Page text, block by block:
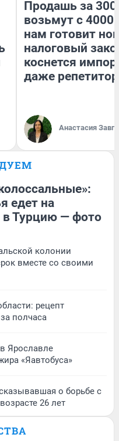
Продашь за
возьмут с
нам готовит
налоговый
коснется
даже
Анастасия
едет на
в Турцию — фото
колонии
вместе со своими
рецепт
полчаса
Ярославле
«Яавтобуса»
о борьбе с
26 лет